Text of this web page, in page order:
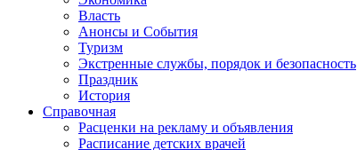
Власть
Анонсы и События
Туризм
Экстренные службы, порядок и безопасность
Праздник
История
Справочная
Расценки на рекламу и объявления
Расписание детских врачей